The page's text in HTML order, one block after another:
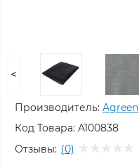
<
Производитель: Agreen
Код Товара: A100838
Отзывы: (0)